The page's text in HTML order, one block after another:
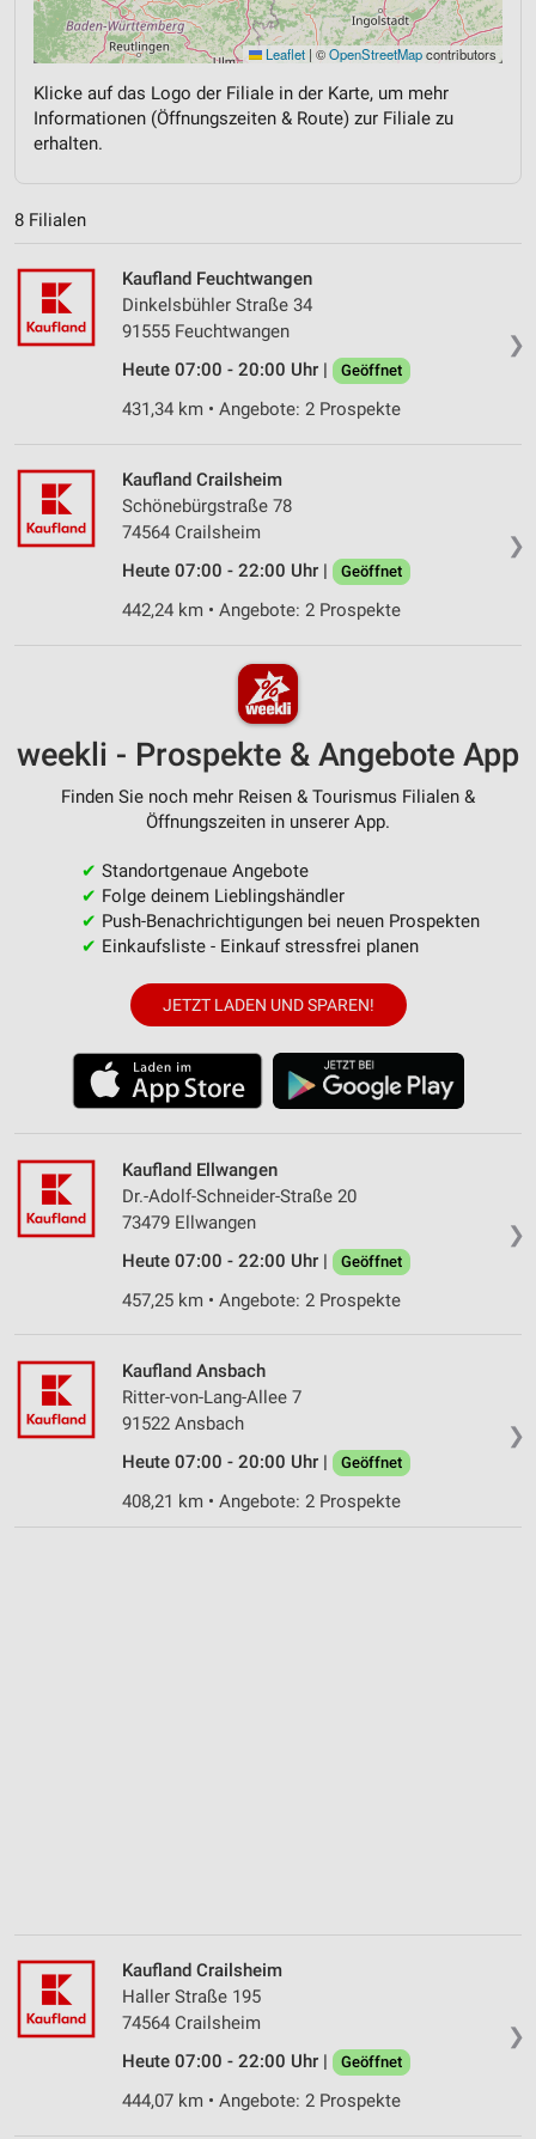
Leaflet | ©OpenStreetMapcontributors
Klicke auf das Logo der Filiale in der Karte, um mehr
Informationen (Öffnungszeiten & Route) zur Filiale zu
erhalten.
8 Filialen
❯
Kaufland Feuchtwangen
Dinkelsbühler Straße 34
91555 Feuchtwangen
Heute 07:00 - 20:00 Uhr |
Geöffnet
431,34 km • Angebote: 2 Prospekte
❯
Kaufland Crailsheim
Schönebürgstraße 78
74564 Crailsheim
Heute 07:00 - 22:00 Uhr |
Geöffnet
442,24 km • Angebote: 2 Prospekte
weekli - Prospekte & Angebote App
Finden Sie noch mehr Reisen & Tourismus Filialen &
Öffnungszeiten in unserer App.
✔ Standortgenaue Angebote
✔ Folge deinem Lieblingshändler
✔ Push-Benachrichtigungen bei neuen Prospekten
✔ Einkaufsliste - Einkauf stressfrei planen
JETZT LADEN UND SPAREN!
❯
Kaufland Ellwangen
Dr.-Adolf-Schneider-Straße 20
73479 Ellwangen
Heute 07:00 - 22:00 Uhr |
Geöffnet
457,25 km • Angebote: 2 Prospekte
❯
Kaufland Ansbach
Ritter-von-Lang-Allee 7
91522 Ansbach
Heute 07:00 - 20:00 Uhr |
Geöffnet
408,21 km • Angebote: 2 Prospekte
❯
Kaufland Crailsheim
Haller Straße 195
74564 Crailsheim
Heute 07:00 - 22:00 Uhr |
Geöffnet
444,07 km • Angebote: 2 Prospekte